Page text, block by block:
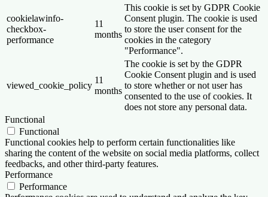
cookielawinfo-
checkbox-
performance
11
months
This cookie is set by GDPR Cookie
Consent plugin. The cookie is used
to store the user consent for the
cookies in the category
"Performance".
viewed_cookie_policy
11
months
The cookie is set by the GDPR
Cookie Consent plugin and is used
to store whether or not user has
consented to the use of cookies. It
does not store any personal data.
Functional
Functional
Functional cookies help to perform certain functionalities like
sharing the content of the website on social media platforms, collect
feedbacks, and other third-party features.
Performance
Performance